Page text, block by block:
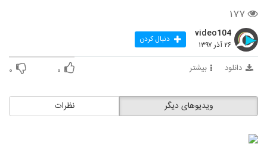
۱۷۷
video104
۲۶ آذر ۱۳۹۷ دنبال کردن
دانلود بیشتر ۰ ۰
نظرات ویدیوهای دیگر